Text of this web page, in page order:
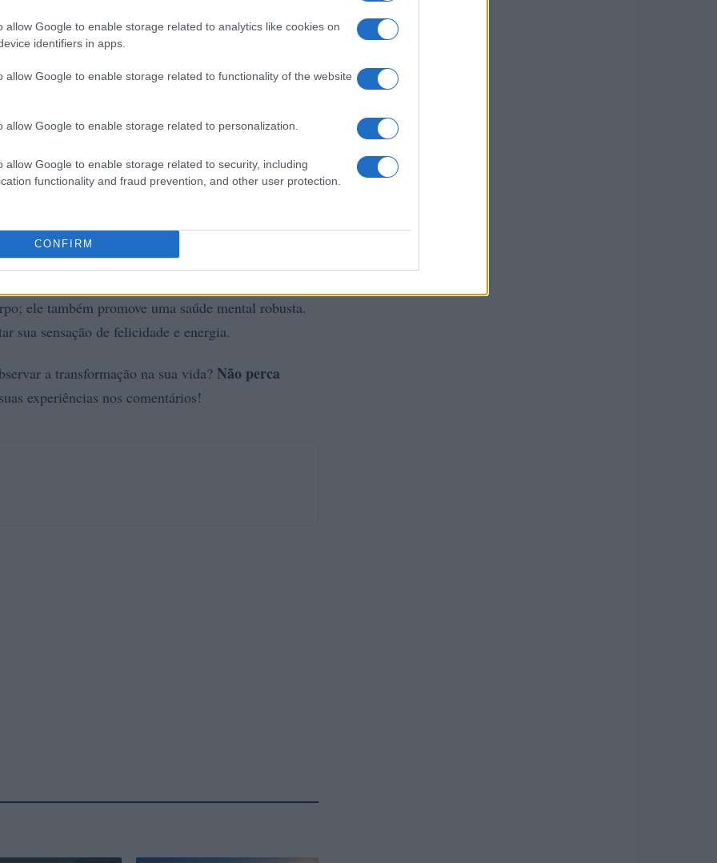
allow Google to enable storage related to analytics like cookies on
identifiers in apps.
allow Google to enable storage related to functionality of the website
allow Google to enable storage related to personalization.
allow Google to enable storage related to security, including
functionality and fraud prevention, and other user protection.
CONFIRM
saudável
ele também promove uma saúde mental robusta.
sua sensação de felicidade e energia.
a transformação na sua vida? Não perca
experiências nos comentários!